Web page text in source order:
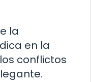
la
en la
conflictos